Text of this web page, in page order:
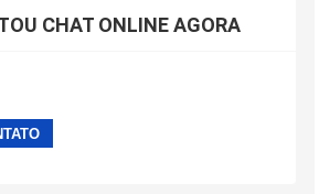
CHAT ONLINE AGORA